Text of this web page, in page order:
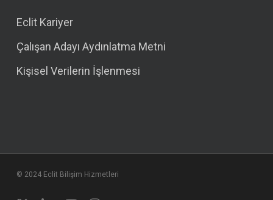
Eclit Kariyer
Çalışan Adayı Aydınlatma Metni
Kişisel Verilerin İşlenmesi
© 2024 Eclit Bilişim Hizmetleri